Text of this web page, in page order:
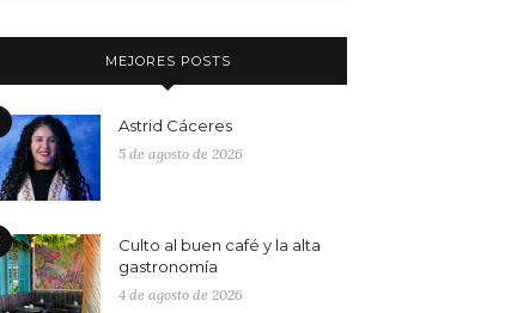
MEJORES POSTS
Astrid Cáceres
5 de agosto de 2026
Culto al buen café y la alta
gastronomía
4 de agosto de 2026